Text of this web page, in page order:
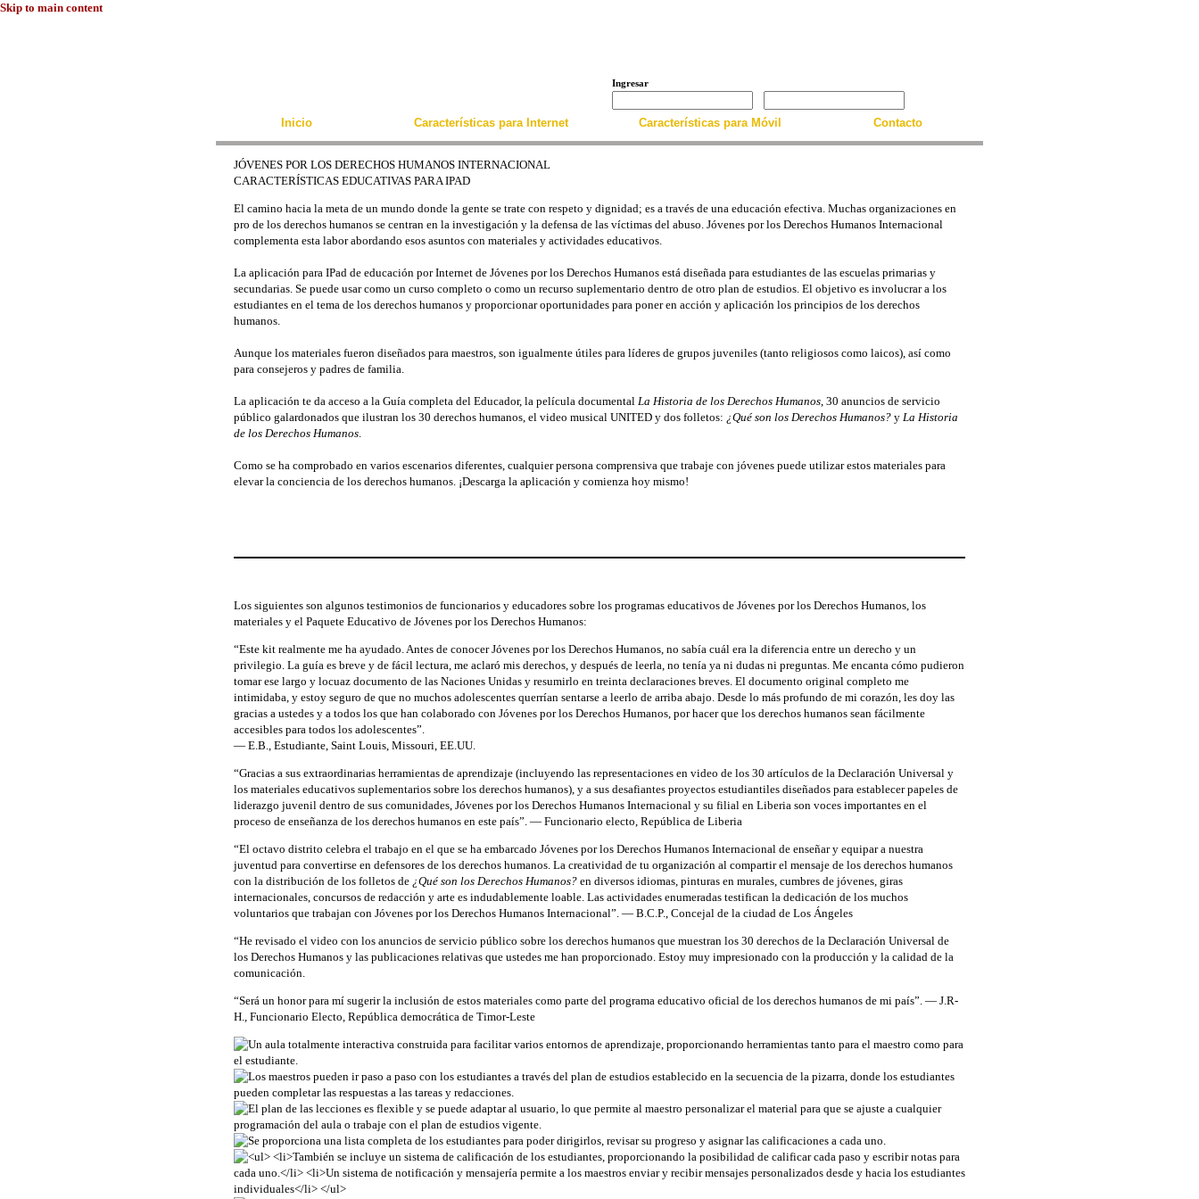
Skip to main content
Ingresar
Inicio Características para Internet Características para Móvil Contacto
JÓVENES POR LOS DERECHOS HUMANOS INTERNACIONAL
CARACTERÍSTICAS EDUCATIVAS PARA IPAD
El camino hacia la meta de un mundo donde la gente se trate con respeto y dignidad; es a través de una educación efectiva. Muchas organizaciones en
pro de los derechos humanos se centran en la investigación y la defensa de las víctimas del abuso. Jóvenes por los Derechos Humanos Internacional
complementa esta labor abordando esos asuntos con materiales y actividades educativos.
La aplicación para IPad de educación por Internet de Jóvenes por los Derechos Humanos está diseñada para estudiantes de las escuelas primarias y
secundarias. Se puede usar como un curso completo o como un recurso suplementario dentro de otro plan de estudios. El objetivo es involucrar a los
estudiantes en el tema de los derechos humanos y proporcionar oportunidades para poner en acción y aplicación los principios de los derechos
humanos.
Aunque los materiales fueron diseñados para maestros, son igualmente útiles para líderes de grupos juveniles (tanto religiosos como laicos), así como
para consejeros y padres de familia.
La aplicación te da acceso a la Guía completa del Educador, la película documental La Historia de los Derechos Humanos, 30 anuncios de servicio
público galardonados que ilustran los 30 derechos humanos, el video musical UNITED y dos folletos: ¿Qué son los Derechos Humanos? y La Historia
de los Derechos Humanos.
Como se ha comprobado en varios escenarios diferentes, cualquier persona comprensiva que trabaje con jóvenes puede utilizar estos materiales para
elevar la conciencia de los derechos humanos. ¡Descarga la aplicación y comienza hoy mismo!
Los siguientes son algunos testimonios de funcionarios y educadores sobre los programas educativos de Jóvenes por los Derechos Humanos, los
materiales y el Paquete Educativo de Jóvenes por los Derechos Humanos:
“Este kit realmente me ha ayudado. Antes de conocer Jóvenes por los Derechos Humanos, no sabía cuál era la diferencia entre un derecho y un
privilegio. La guía es breve y de fácil lectura, me aclaró mis derechos, y después de leerla, no tenía ya ni dudas ni preguntas. Me encanta cómo pudieron
tomar ese largo y locuaz documento de las Naciones Unidas y resumirlo en treinta declaraciones breves. El documento original completo me
intimidaba, y estoy seguro de que no muchos adolescentes querrían sentarse a leerlo de arriba abajo. Desde lo más profundo de mi corazón, les doy las
gracias a ustedes y a todos los que han colaborado con Jóvenes por los Derechos Humanos, por hacer que los derechos humanos sean fácilmente
accesibles para todos los adolescentes”.
— E.B., Estudiante, Saint Louis, Missouri, EE.UU.
“Gracias a sus extraordinarias herramientas de aprendizaje (incluyendo las representaciones en video de los 30 artículos de la Declaración Universal y
los materiales educativos suplementarios sobre los derechos humanos), y a sus desafiantes proyectos estudiantiles diseñados para establecer papeles de
liderazgo juvenil dentro de sus comunidades, Jóvenes por los Derechos Humanos Internacional y su filial en Liberia son voces importantes en el
proceso de enseñanza de los derechos humanos en este país”. — Funcionario electo, República de Liberia
“El octavo distrito celebra el trabajo en el que se ha embarcado Jóvenes por los Derechos Humanos Internacional de enseñar y equipar a nuestra
juventud para convertirse en defensores de los derechos humanos. La creatividad de tu organización al compartir el mensaje de los derechos humanos
con la distribución de los folletos de ¿Qué son los Derechos Humanos? en diversos idiomas, pinturas en murales, cumbres de jóvenes, giras
internacionales, concursos de redacción y arte es indudablemente loable. Las actividades enumeradas testifican la dedicación de los muchos
voluntarios que trabajan con Jóvenes por los Derechos Humanos Internacional”. — B.C.P., Concejal de la ciudad de Los Ángeles
“He revisado el video con los anuncios de servicio público sobre los derechos humanos que muestran los 30 derechos de la Declaración Universal de
los Derechos Humanos y las publicaciones relativas que ustedes me han proporcionado. Estoy muy impresionado con la producción y la calidad de la
comunicación.
“Será un honor para mí sugerir la inclusión de estos materiales como parte del programa educativo oficial de los derechos humanos de mi país”. — J.R-
H., Funcionario Electo, República democrática de Timor-Leste